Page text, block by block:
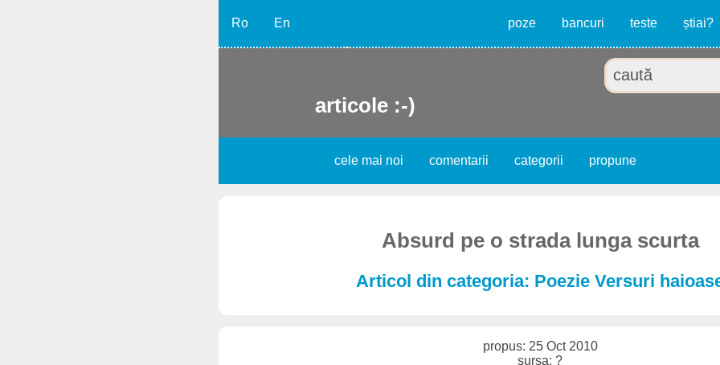
Ro En poze bancuri teste știai?
articole :-)
cele mai noi comentarii categorii propune
Absurd pe o strada lunga scurta
Articol din categoria: Poezie Versuri
propus: 25 Oct 2010
sursa: ?